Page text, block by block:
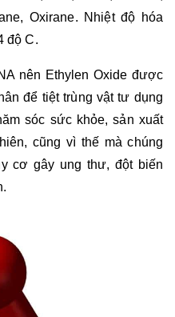
Oxirane. Nhiệt độ hóa
độ C.
nên Ethylen Oxide được
để tiệt trùng vật tư dụng
sóc sức khỏe, sản xuất
cũng vì thế mà chúng
cơ gây ung thư, đột biến